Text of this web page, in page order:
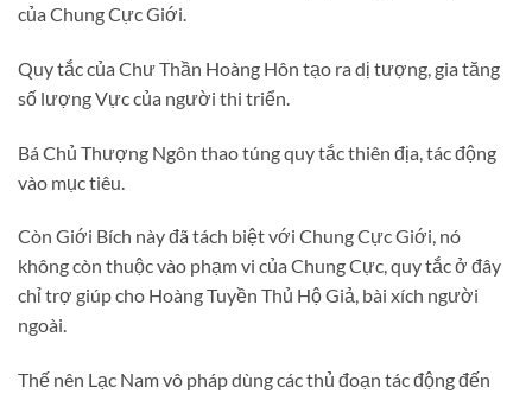
của Chung Cực Giới.
Quy tắc của Chư Thần Hoàng Hôn tạo ra dị tượng, gia tăng
số lượng Vực của người thi triển.
Bá Chủ Thượng Ngôn thao túng quy tắc thiên địa, tác động
vào mục tiêu.
Còn Giới Bích này đã tách biệt với Chung Cực Giới, nó
không còn thuộc vào phạm vi của Chung Cực, quy tắc ở đây
chỉ trợ giúp cho Hoàng Tuyền Thủ Hộ Giả, bài xích người
ngoài.
Thế nên Lạc Nam vô pháp dùng các thủ đoạn tác động đến